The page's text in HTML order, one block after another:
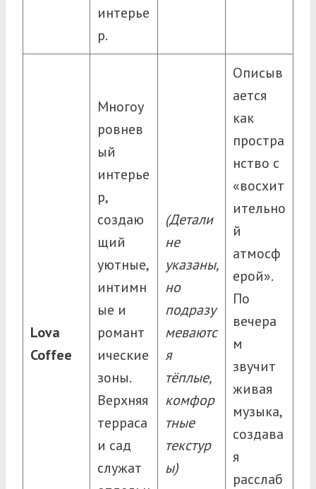
интерье
р.
Lova
Coffee
Многоу
ровнев
ый
интерье
р,
создаю
щий
уютные,
интимн
ые и
романт
ические
зоны.
Верхняя
терраса
и сад
служат
(Детали
не
указаны,
но
подразу
меваютс
я
тёплые,
комфор
тные
текстур
ы)
Описыв
ается
как
простра
нство с
«восхит
ительно
й
атмосф
ерой».
По
вечера
м
звучит
живая
музыка,
создава
я
расслаб